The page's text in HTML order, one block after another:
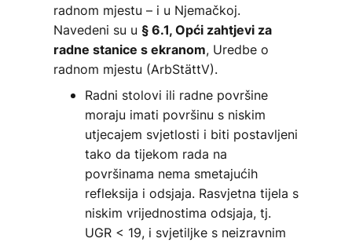
radnom mjestu – i u Njemačkoj.
Navedeni su u § 6.1, Opći zahtjevi za
radne stanice s ekranom, Uredbe o
radnom mjestu (ArbStättV).
Radni stolovi ili radne površine
moraju imati površinu s niskim
utjecajem svjetlosti i biti postavljeni
tako da tijekom rada na
površinama nema smetajućih
refleksija i odsjaja. Rasvjetna tijela s
niskim vrijednostima odsjaja, tj.
UGR < 19, i svjetiljke s neizravnim